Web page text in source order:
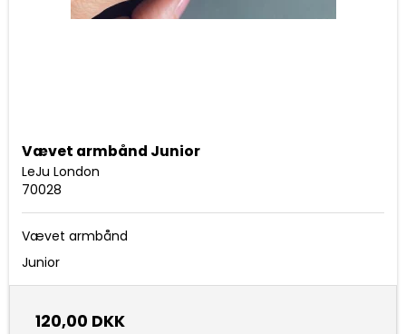
Vævet armbånd Junior
LeJu London
70028
Vævet armbånd
Junior
120,00 DKK